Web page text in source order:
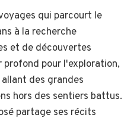
qui parcourt le
à la recherche
et de découvertes
profond pour l'exploration,
des grandes
hors des sentiers battus.
partage ses récits